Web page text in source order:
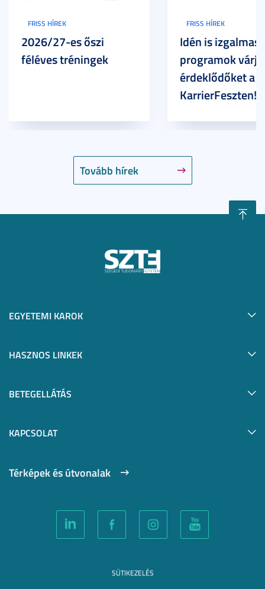
Tovább hírek
FRISS HÍREK
2026/27-es őszi
féléves tréningek
FRISS HÍREK
Idén is izgalmas
programok
érdeklődőket a
KarrierFeszten!
EGYETEMI KAROK
HASZNOS LINKEK
BETEGELLÁTÁS
KAPCSOLAT
Térképek és útvonalak
SÜTIKEZELÉS